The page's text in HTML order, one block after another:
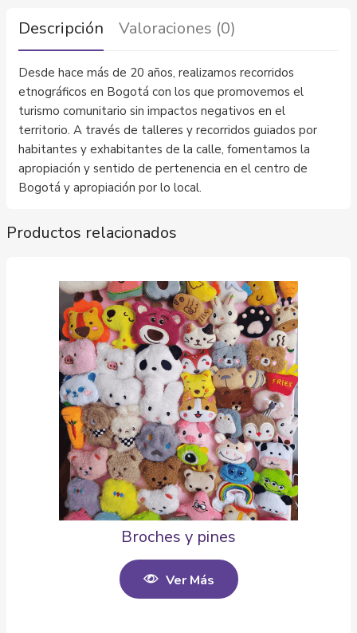
Descripción Valoraciones (0)
Desde hace más de 20 años, realizamos recorridos
etnográficos en Bogotá con los que promovemos el
turismo comunitario sin impactos negativos en el
territorio. A través de talleres y recorridos guiados por
habitantes y exhabitantes de la calle, fomentamos la
apropiación y sentido de pertenencia en el centro de
Bogotá y apropiación por lo local.
Productos relacionados
Broches y pines
Ver Más